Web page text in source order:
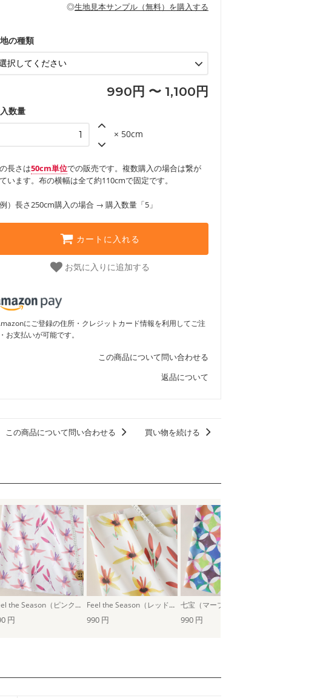
・カーテン、エプロン、テーブルクロスなどの暮らしの
・パンツ、タックスカートなどのボトムス
もっと詳しく見る
・インテリア用品
◎生地見本サンプル（無料）を購入する
の種類
990円 〜 1,100円
数量
× 50cm
長さは50cm単位での販売です。複数購入の場合は繋が
います。布の横幅は全て約110cmで固定です。
例）長さ250cm購入の場合 → 購入数量「5」
カートに入れる
お気に入りに追加する
にご登録の住所・クレジットカード情報を利用してご注
お支払いが可能です。
この商品について問い合わせる
返品について
この商品について問い合わせる 買い物を続ける
Feel the Season（ピンクパープル×コーラル） Feel the Season（レッド×ベージュ）
円 990 円 990 円